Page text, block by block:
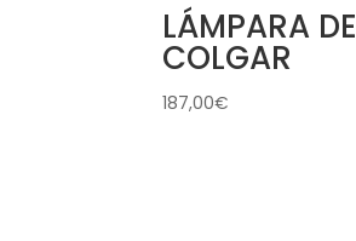
LÁMPARA DE
COLGAR
187,00€